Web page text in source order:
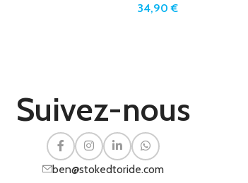
34,90€
Suivez-nous
ben@stokedtoride.com